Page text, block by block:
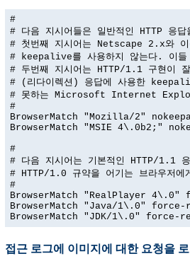
#
# 다음 지시어들은 일반적인 HTTP 응답
# 첫번째 지시어는 Netscape 2.x와 이
# keepalive를 사용하지 않는다. 이들
# 두번째 지시어는 HTTP/1.1 구현이
# (리다이렉션) 응답에 사용한
# 못하는 Microsoft Internet
#
BrowserMatch "Mozilla/2"
BrowserMatch "MSIE 4\.0b2;"
#
# 다음 지시어는 기본적인 HTTP/1.1 응
# HTTP/1.0 규약을 어기는 브라우저
#
BrowserMatch "RealPlayer 4\.0"
BrowserMatch "Java/1\.0" force-
BrowserMatch "JDK/1\.0" force-
접근 로그에 이미지에 대한 요청을 로